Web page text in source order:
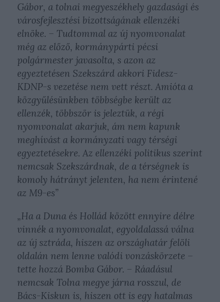
Gábor, a tolnai megyeszékhely gazdasági és
városfejlesztési bizottságának ellenzéki
elnöke. – Tudtommal az új nyomvonalat
még az előző, kormánypárti pécsi
polgármester javasolta, s azon az
egyeztetésen Szekszárd akkori Fidesz-
KDNP-s vezetése nem vett részt. Amióta a
közgyűlésünkben többségbe került az
ellenzék, többször is jeleztük, a régi
nyomvonalat akarjuk, ám nem kapunk
meghívást a kormányzati vagy térségi
egyeztetésekre. Az ellenzéki politikus szerint
nemcsak Szekszárdnak, de a térségnek is
komoly hátrányt jelenten, ha nem érintené
az M9-es”
„Ha a Duna és Hollád között ennyire délre
vinnék a nyomvonalat, egyoldalassá válna
az új sztráda, hiszen az országhatár felöli
oldalán nem lenne valódi vonzáskörzete –
tette hozzá Bomba Gábor. – Ráadásul
nemcsak Tolna megye járna rosszul, de
Bács-Kiskun is, hiszen ott is egy hatalmas